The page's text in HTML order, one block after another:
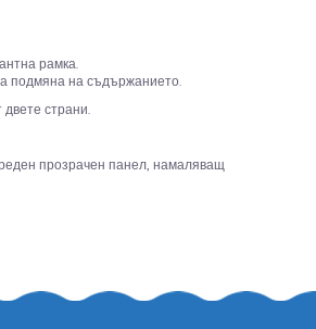
рамка.
подмяна на съдържанието.
страни.
прозрачен панел, намаляващ